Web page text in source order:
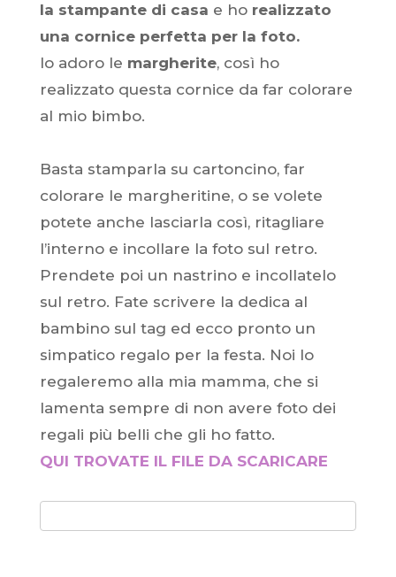
la stampante di casa e ho realizzato
una cornice perfetta per la foto.
Io adoro le margherite, così ho
realizzato questa cornice da far colorare
al mio bimbo.
Basta stamparla su cartoncino, far
colorare le margheritine, o se volete
potete anche lasciarla così, ritagliare
l’interno e incollare la foto sul retro.
Prendete poi un nastrino e incollatelo
sul retro. Fate scrivere la dedica al
bambino sul tag ed ecco pronto un
simpatico regalo per la festa. Noi lo
regaleremo alla mia mamma, che si
lamenta sempre di non avere foto dei
regali più belli che gli ho fatto.
QUI TROVATE IL FILE DA SCARICARE